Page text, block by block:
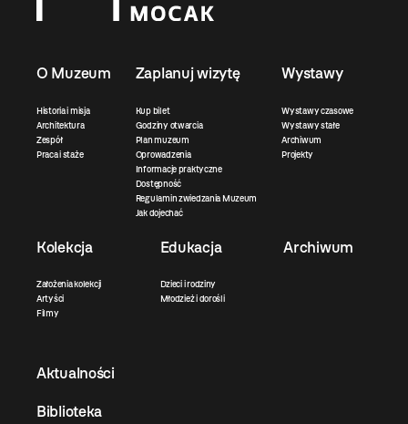
O Muzeum
Historia i misja
Architektura
Zespół
Praca i staże
Zaplanuj wizytę
Kup bilet
Godziny otwarcia
Plan muzeum
Oprowadzenia
Informacje praktyczne
Dostępność
Regulamin zwiedzania Muzeum
Jak dojechać
Wystawy
Wystawy czasowe
Wystawy stałe
Archiwum
Projekty
Kolekcja
Założenia kolekcji
Artyści
Filmy
Edukacja
Dzieci i rodziny
Młodzież i dorośli
Archiwum
Aktualności
Biblioteka